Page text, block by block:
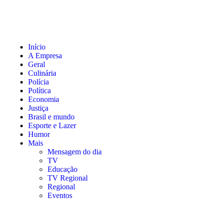
Início
A Empresa
Geral
Culinária
Polícia
Política
Economia
Justiça
Brasil e mundo
Esporte e Lazer
Humor
Mais
Mensagem do dia
TV
Educação
TV Regional
Regional
Eventos